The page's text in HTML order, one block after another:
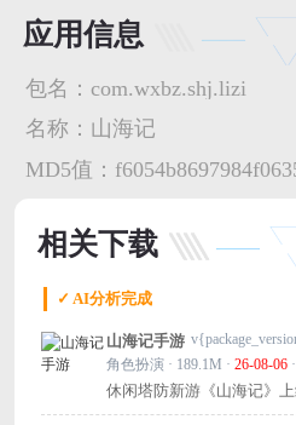
应用信息
包名： com.wxbz.shj.lizi
名称： 山海记
MD5值：
相关下载
✓ AI分析完成
山海记手游
角色扮演 · 189.1M · 26-08-06
休闲塔防新游《山海记》
技能，轻松上手！